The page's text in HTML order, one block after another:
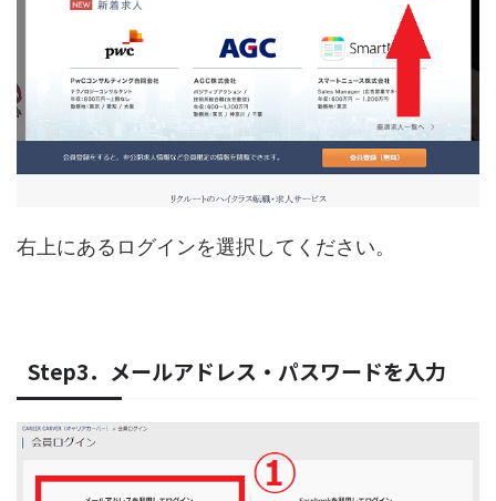
右上にあるログインを選択してください。
Step3．メールアドレス・パスワードを入力